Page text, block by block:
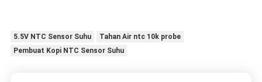
5.5V NTC Sensor Suhu
Tahan Air ntc 10k probe
Pembuat Kopi NTC Sensor Suhu